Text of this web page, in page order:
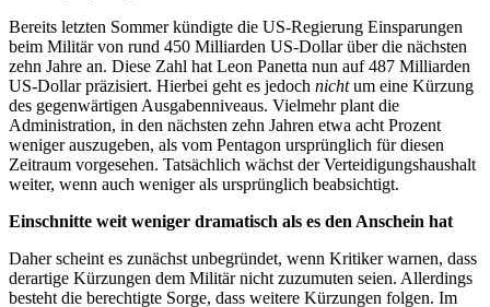
Bereits letzten Sommer kündigte die US-Regierung Einsparungen
beim Militär von rund 450 Milliarden US-Dollar über die nächsten
zehn Jahre an. Diese Zahl hat Leon Panetta nun auf 487 Milliarden
US-Dollar präzisiert. Hierbei geht es jedoch nichtum eine Kürzung
des gegenwärtigen Ausgabenniveaus. Vielmehr plant die
Administration, in den nächsten zehn Jahren etwa acht Prozent
weniger auszugeben, als vom Pentagon ursprünglich für diesen
Zeitraum vorgesehen. Tatsächlich wächst der Verteidigungshaushalt
weiter, wenn auch weniger als ursprünglich beabsichtigt.
Einschnitte weit weniger dramatisch als es den Anschein hat
Daher scheint es zunächst unbegründet, wenn Kritiker warnen, dass
derartige Kürzungen dem Militär nicht zuzumuten seien. Allerdings
besteht die berechtigte Sorge, dass weitere Kürzungen folgen. Im